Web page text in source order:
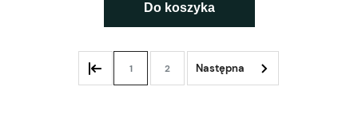
Do koszyka
1 2